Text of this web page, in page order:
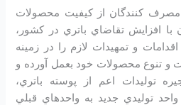
مصرف كنندگان از كيفيت محصولات
با افزايش تقاضاي باتري در كشور،
و تمهيدات لازم را در زمينه
و تنوع محصولات خود بعمل آورده و
توليدات اعم از پوسته باتري،
توليدي جديد به واحدهاي قبلي